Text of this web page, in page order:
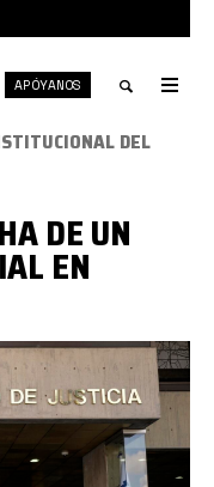
Toggle
APÓYANOS
DEL
DE UN
EN